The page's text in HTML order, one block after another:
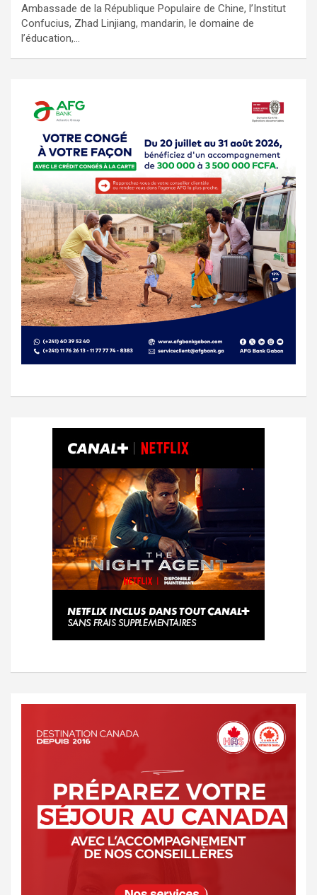
Ambassade de la République Populaire de Chine, l’Institut
Confucius, Zhad Linjiang, mandarin, le domaine de
l’éducation,…